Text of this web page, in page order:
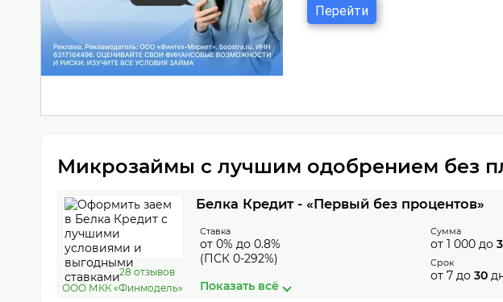
Микрозаймы с лучшим одобрением без
28 отзывов
ООО МКК «Финмодель»
Белка Кредит - «Первый без процентов»
Ставка
от 0% до 0.8%
(ПСК 0-292%)
Сумма
от 1 000 до
Срок
от 7 до30
Показать всё